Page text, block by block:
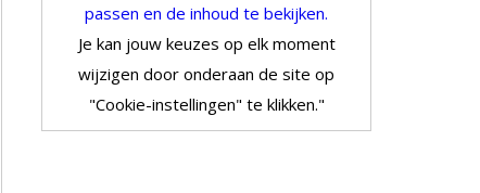
passen en de inhoud te bekijken.
Je kan jouw keuzes op elk moment
wijzigen door onderaan de site op
"Cookie-instellingen" te klikken."